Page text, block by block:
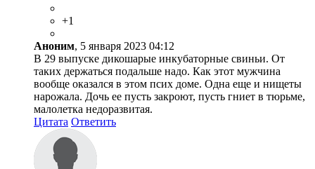
+1
Аноним, 5 января 2023 04:12
В 29 выпуске дикошарые инкубаторные свиньи. От
таких держаться подальше надо. Как этот мужчина
вообще оказался в этом псих доме. Одна еще и нищеты
нарожала. Дочь ее пусть закроют, пусть гниет в тюрьме,
малолетка недоразвитая.
Цитата Ответить